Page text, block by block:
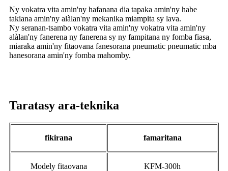
Ny vokatra vita amin'ny hafanana dia tapaka amin'ny habe
takiana amin'ny alàlan'ny mekanika miampita sy lava.
Ny seranan-tsambo vokatra vita amin'ny vokatra vita amin'ny
alàlan'ny fanerena ny fanerena sy ny fampitana ny fomba fiasa,
miaraka amin'ny fitaovana fanesorana pneumatic pneumatic mba
hanesorana amin'ny fomba mahomby.
Taratasy ara-teknika
fikirana famaritana
Modely fitaovana KFM-300h